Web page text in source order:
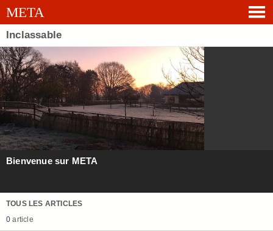
Inclassable
Bienvenue sur META
TOUS LES ARTICLES
0 article